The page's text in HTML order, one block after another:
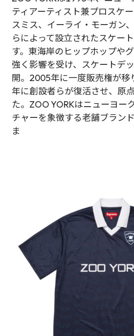
ティアーティスト兼プロスケ
スミス、イーライ・モーガン
らによって設立されたスケー
す。東海岸のヒップホップや
強く影響を受け、スケートデ
開。2005年に一度販売権が
年に創設者らが復活させ、原
た。ZOO YORKはニューヨー
チャーを象徴する老舗ブラン
ま